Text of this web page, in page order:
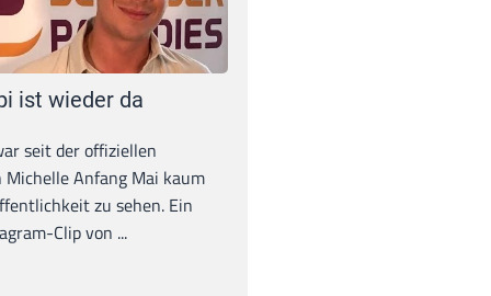
ist wieder da
seit der offiziellen
Michelle Anfang Mai kaum
zu sehen. Ein
Clip von ...